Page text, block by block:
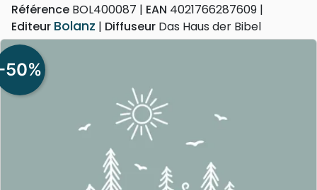
Référence BOL400087 EAN 4021766287609
Editeur Bolanz Diffuseur Das Haus der Bibel
50%